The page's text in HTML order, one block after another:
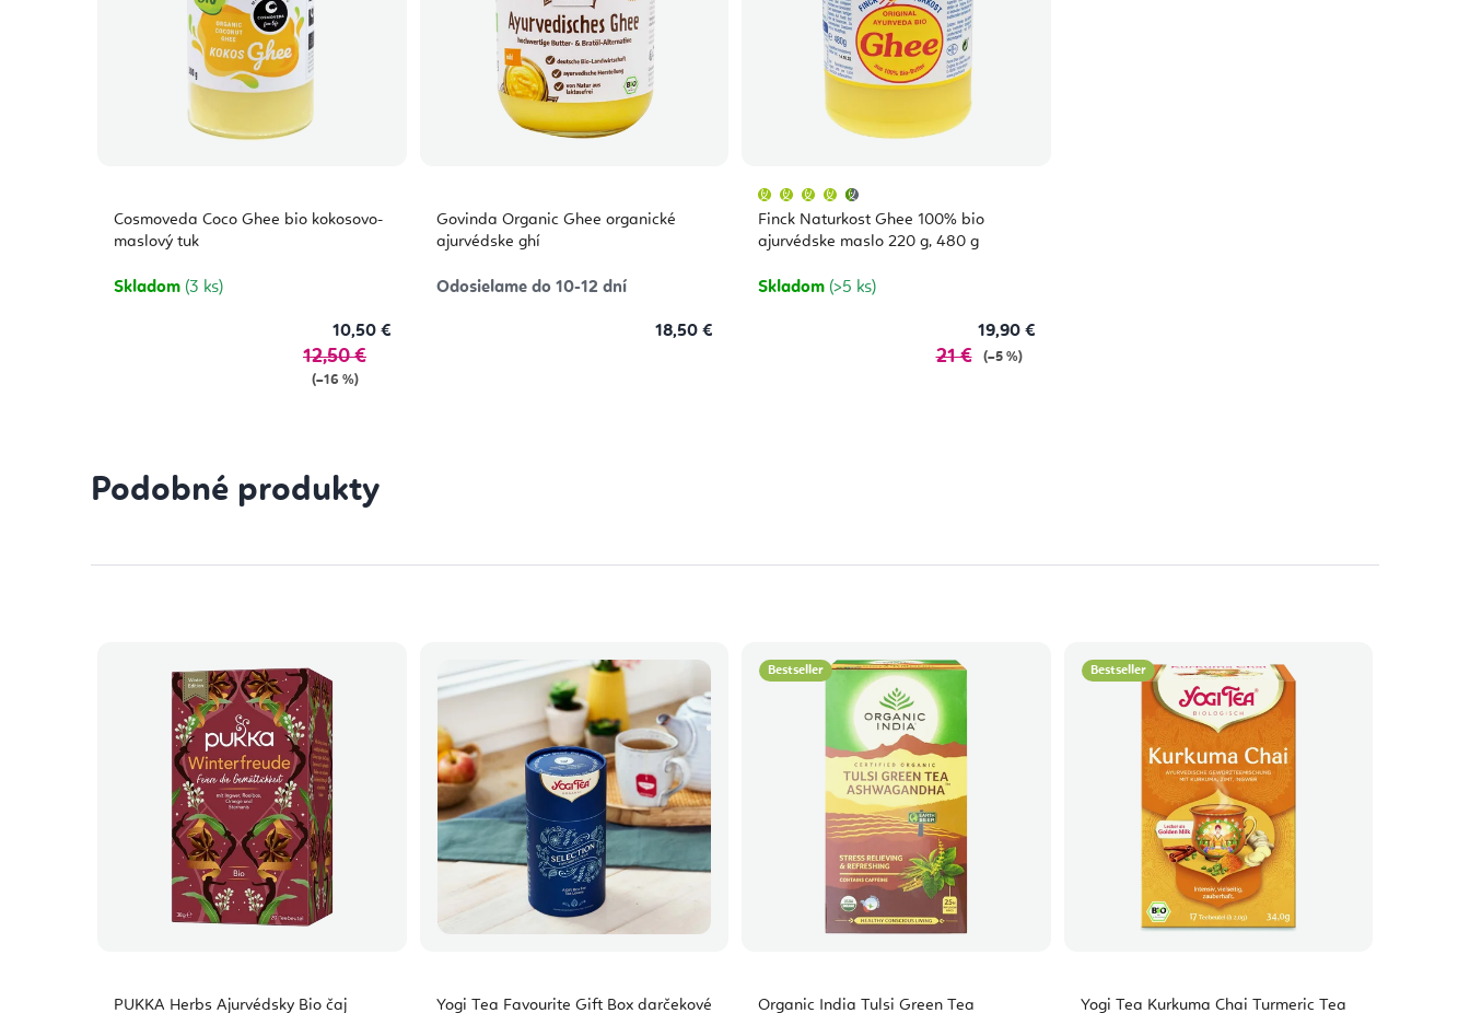
Cosmoveda Coco Ghee bio kokosovo-
maslový tuk
Skladom (3 ks)
10,50 €
12,50 €
(–16 %)
Govinda Organic Ghee organické
ajurvédske ghí
Odosielame do 10-12 dní
18,50 €
Finck Naturkost Ghee 100% bio
ajurvédske maslo 220 g, 480 g
produktu
je
4,7
hviezdičiek.
Skladom (>5 ks)
19,90 €
21 € (–5 %)
Podobné produkty
PUKKA Herbs Ajurvédsky Bio čaj
Yogi Tea Favourite Gift Box darčekové
Bestseller
Organic India Tulsi Green Tea
Bestseller
Yogi Tea Kurkuma Chai Turmeric Tea